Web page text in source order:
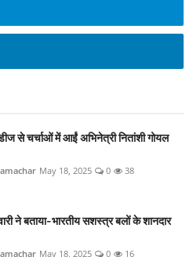
से चर्चाओं में आईं अभिनेत्री नितांशी गोयल
May 18, 2025 0 38
ने बताया-भारतीय सशस्त्र बलों के शानदार
May 18, 2025 0 16